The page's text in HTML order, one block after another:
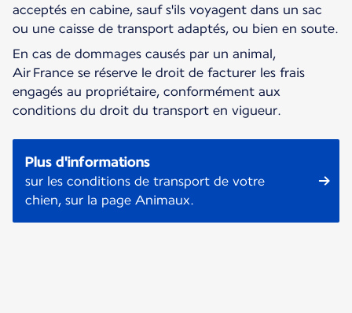
acceptés en cabine, sauf s'ils voyagent dans un sac
ou une caisse de transport adaptés, ou bien en soute.
En cas de dommages causés par un animal,
Air France se réserve le droit de facturer les frais
engagés au propriétaire, conformément aux
conditions du droit du transport en vigueur.
Plus d'informations
sur les conditions de transport de votre
chien, sur la page Animaux.